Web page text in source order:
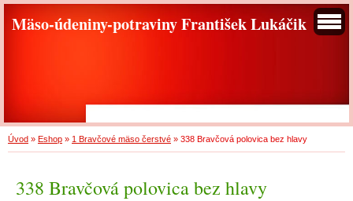
Mäso-údeniny-potraviny František Lukáčik
Úvod » Eshop » 1 Bravčové mäso čerstvé » 338 Bravčová polovica bez hlavy
338 Bravčová polovica bez hlavy